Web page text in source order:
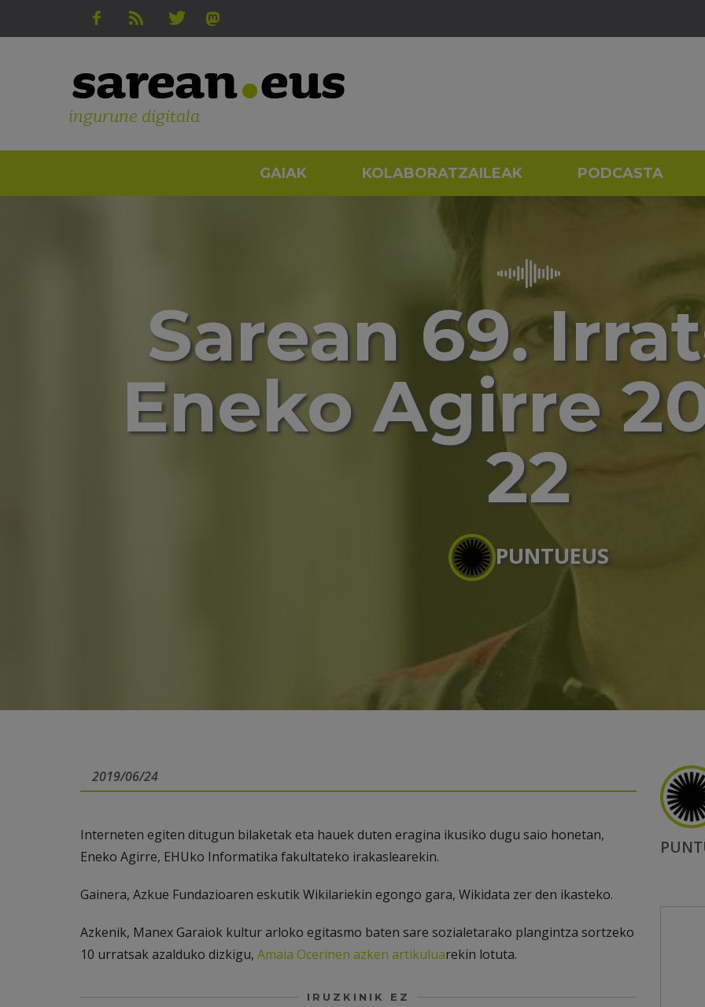
ingurune digitala
GAIAK KOLABORATZAILEAK PODCASTA
Sarean 69.
Eneko Agirre
22
PUNTUEUS
2019/06/24
Interneten egiten ditugun bilaketak eta hauek duten eragina ikusiko dugu saio honetan,
Eneko Agirre, EHUko Informatika fakultateko irakaslearekin.
Gainera, Azkue Fundazioaren eskutik Wikilariekin egongo gara, Wikidata zer den ikasteko.
Azkenik, Manex Garaiok kultur arloko egitasmo baten sare sozialetarako plangintza sortzeko
10 urratsak azalduko dizkigu, Amaia Ocerinen azken artikuluarekin lotuta.
IRUZKINIK EZ